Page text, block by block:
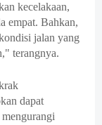
kecelakaan,
empat. Bahkan,
jalan yang
terangnya.
dapat